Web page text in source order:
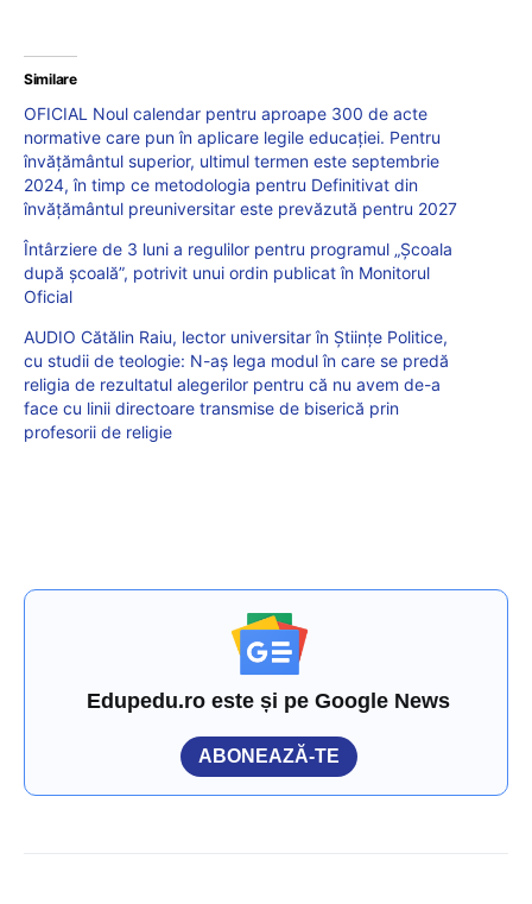
Similare
OFICIAL Noul calendar pentru aproape 300 de acte
normative care pun în aplicare legile educației. Pentru
învățământul superior, ultimul termen este septembrie
2024, în timp ce metodologia pentru Definitivat din
învățământul preuniversitar este prevăzută pentru 2027
Întârziere de 3 luni a regulilor pentru programul „Școala
după școală”, potrivit unui ordin publicat în Monitorul
Oficial
AUDIO Cătălin Raiu, lector universitar în Științe Politice,
cu studii de teologie: N-aș lega modul în care se predă
religia de rezultatul alegerilor pentru că nu avem de-a
face cu linii directoare transmise de biserică prin
profesorii de religie
Edupedu.ro este și pe Google News
ABONEAZĂ-TE